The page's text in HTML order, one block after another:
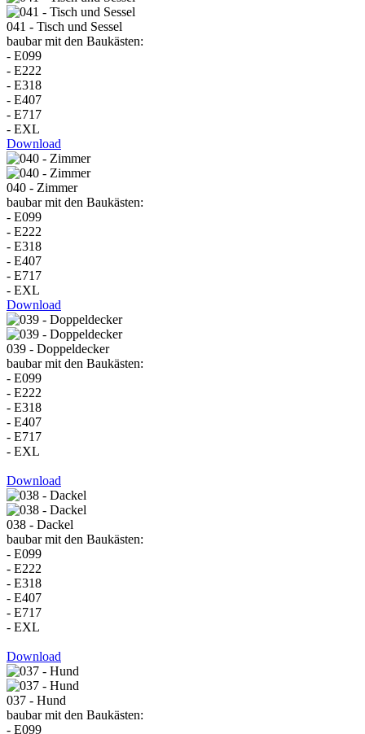
041 - Tisch und Sessel
baubar mit den Baukästen:
- E099
- E222
- E318
- E407
- E717
- EXL
Download
040 - Zimmer
baubar mit den Baukästen:
- E099
- E222
- E318
- E407
- E717
- EXL
Download
039 - Doppeldecker
baubar mit den Baukästen:
- E099
- E222
- E318
- E407
- E717
- EXL
Download
038 - Dackel
baubar mit den Baukästen:
- E099
- E222
- E318
- E407
- E717
- EXL
Download
037 - Hund
baubar mit den Baukästen:
- E099